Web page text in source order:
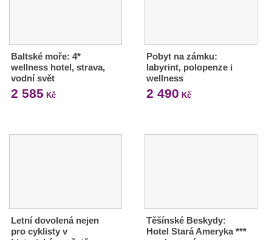
Baltské moře: 4*
wellness hotel, strava,
vodní svět
2 585 Kč
Pobyt na zámku:
labyrint, polopenze i
wellness
2 490 Kč
Letní dovolená nejen
pro cyklisty v
Těšínské Beskydy:
Hotel Stará Ameryka ***